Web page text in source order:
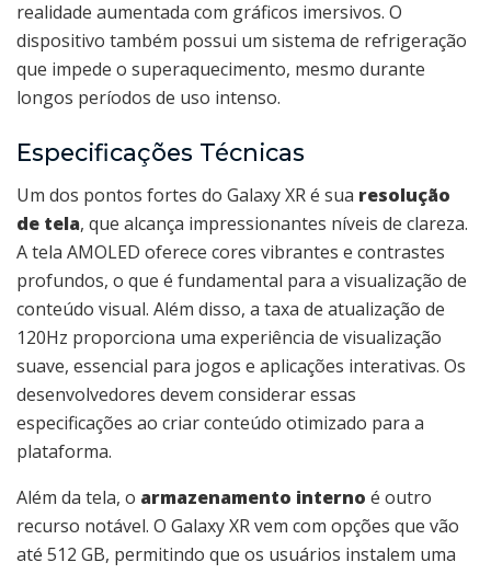
realidade aumentada com gráficos imersivos. O
dispositivo também possui um sistema de refrigeração
que impede o superaquecimento, mesmo durante
longos períodos de uso intenso.
Especificações Técnicas
Um dos pontos fortes do Galaxy XR é sua resolução
de tela, que alcança impressionantes níveis de clareza.
A tela AMOLED oferece cores vibrantes e contrastes
profundos, o que é fundamental para a visualização de
conteúdo visual. Além disso, a taxa de atualização de
120Hz proporciona uma experiência de visualização
suave, essencial para jogos e aplicações interativas. Os
desenvolvedores devem considerar essas
especificações ao criar conteúdo otimizado para a
plataforma.
Além da tela, o armazenamento interno é outro
recurso notável. O Galaxy XR vem com opções que vão
até 512 GB, permitindo que os usuários instalem uma